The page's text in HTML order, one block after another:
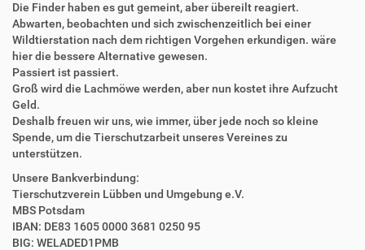
Die Finder haben es gut gemeint, aber übereilt reagiert.
Abwarten, beobachten und sich zwischenzeitlich bei einer
Wildtierstation nach dem richtigen Vorgehen erkundigen. wäre
hier die bessere Alternative gewesen.
Passiert ist passiert.
Groß wird die Lachmöwe werden, aber nun kostet ihre Aufzucht
Geld.
Deshalb freuen wir uns, wie immer, über jede noch so kleine
Spende, um die Tierschutzarbeit unseres Vereines zu
unterstützen.
Unsere Bankverbindung:
Tierschutzverein Lübben und Umgebung e.V.
MBS Potsdam
IBAN: DE83 1605 0000 3681 0250 95
BIG: WELADED1PMB